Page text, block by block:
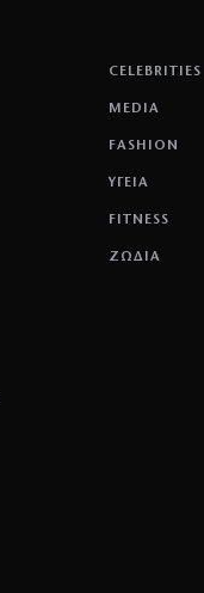
CELEBRITIES
MEDIA
FASHION
ΥΓΕΙΑ
FITNESS
ΖΩΔΙΑ